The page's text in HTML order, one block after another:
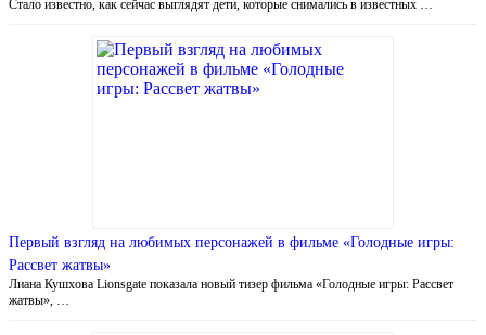
Стало известно, как сейчас выглядят дети, которые снимались в известных …
Первый взгляд на любимых персонажей в фильме «Голодные игры:
Рассвет жатвы»
Лиана Кушхова Lionsgate показала новый тизер фильма «Голодные игры: Рассвет
жатвы», …